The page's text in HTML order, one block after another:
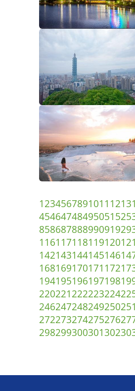
1234567891011 1213
4546474849505152
8586878889909192
116117118119120121
142143144145146
168169170171 172
194195196197198
220221222223224
246247248249250251
272273274275276
298299300301302